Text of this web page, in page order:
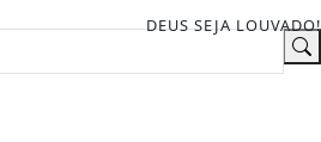
DEUS SEJA LOUVADO!